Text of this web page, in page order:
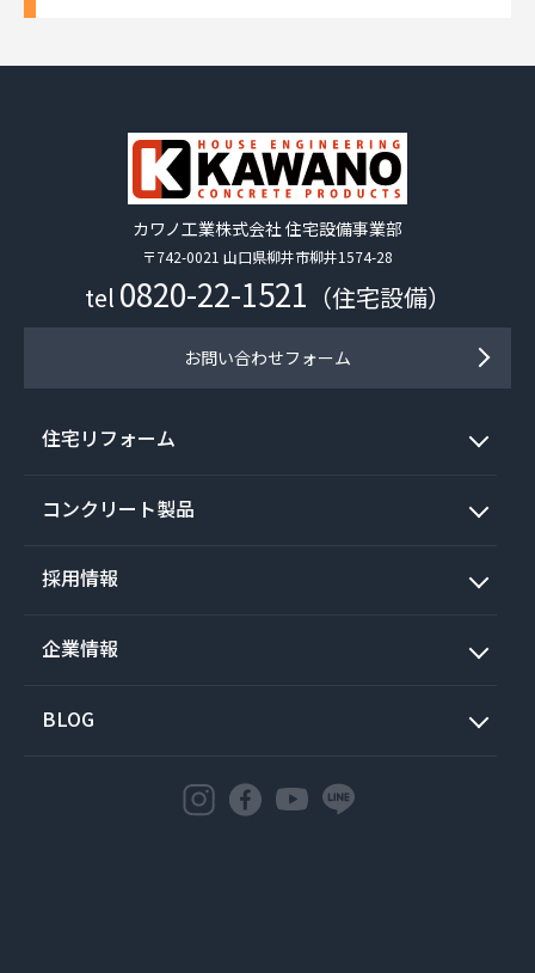
カワノ工業株式会社 住宅設備事業部
〒742-0021 山口県柳井市柳井1574-28
tel 0820-22-1521 （住宅設備）
お問い合わせフォーム
住宅リフォーム
コンクリート製品
採用情報
企業情報
BLOG